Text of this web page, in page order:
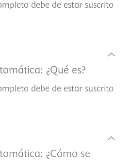
debe de estar suscrito
¿Qué es?
debe de estar suscrito
¿Cómo se